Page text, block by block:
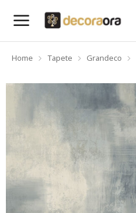
You are here:
Home Tapete Grandeco